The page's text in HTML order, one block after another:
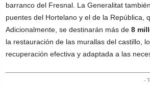
barranco del Fresnal. La Generalitat
puentes del Hortelano y el de la República,
Adicionalmente, se destinarán más de 8
la restauración de las murallas del castillo,
recuperación efectiva y adaptada a las
-